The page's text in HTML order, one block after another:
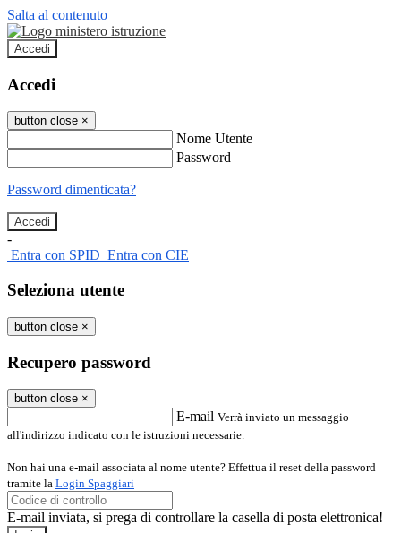
Salta al contenuto
Accedi
Accedi
button close ×
Nome Utente
Password
Password dimenticata?
-
Entra con SPID Entra con CIE
Seleziona utente
button close ×
Recupero password
button close ×
E-mail Verrà inviato un messaggio
all'indirizzo indicato con le istruzioni necessarie.
Non hai una e-mail associata al nome utente? Effettua il reset della password
tramite la Login Spaggiari
E-mail inviata, si prega di controllare la casella di posta elettronica!